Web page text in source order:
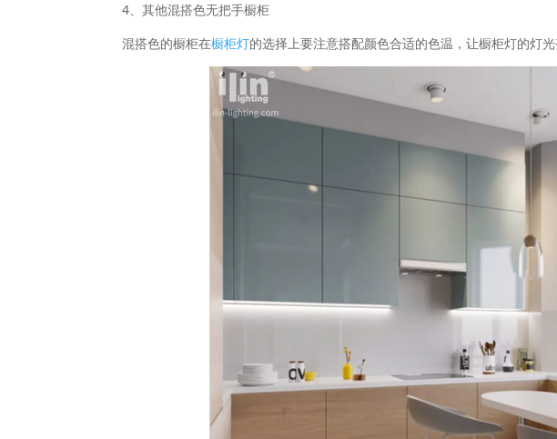
4、其他混搭色无把手橱柜
混搭色的橱柜在橱柜灯的选择上要注意搭配颜色合适的色温，让橱柜灯的灯光